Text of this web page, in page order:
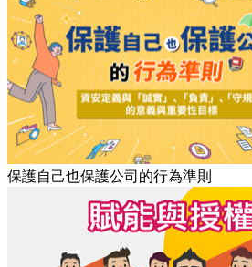
保護自己也保護公司的行為準則